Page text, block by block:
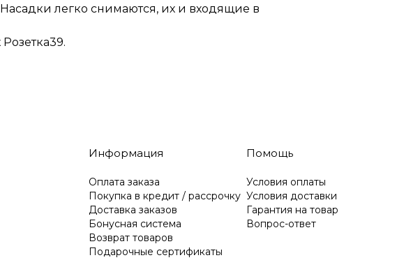
легко снимаются, их и входящие в
Информация
Оплата заказа
Покупка в кредит / рассрочку
Доставка заказов
Бонусная система
Возврат товаров
Подарочные сертификаты
Помощь
Условия оплаты
Условия доставки
Гарантия на товар
Вопрос-ответ